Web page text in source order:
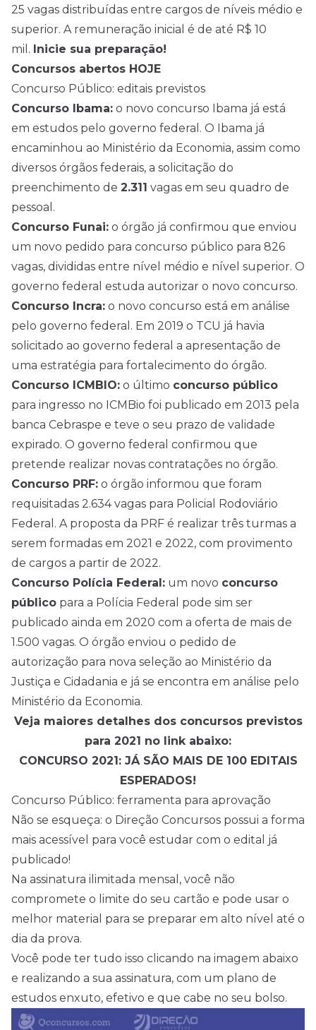
25 vagas distribuídas entre cargos de níveis médio e
superior. A remuneração inicial é de até R$ 10
mil. Inicie sua preparação!
Concursos abertos HOJE
Concurso Público: editais previstos
Concurso Ibama: o novo concurso Ibama já está
em estudos pelo governo federal. O Ibama já
encaminhou ao Ministério da Economia, assim como
diversos órgãos federais, a solicitação do
preenchimento de 2.311 vagas em seu quadro de
pessoal.
Concurso Funai: o órgão já confirmou que enviou
um novo pedido para concurso público para 826
vagas, divididas entre nível médio e nível superior. O
governo federal estuda autorizar o novo concurso.
Concurso Incra: o novo concurso está em análise
pelo governo federal. Em 2019 o TCU já havia
solicitado ao governo federal a apresentação de
uma estratégia para fortalecimento do órgão.
Concurso ICMBIO: o último concurso público
para ingresso no ICMBio foi publicado em 2013 pela
banca Cebraspe e teve o seu prazo de validade
expirado. O governo federal confirmou que
pretende realizar novas contratações no órgão.
Concurso PRF: o órgão informou que foram
requisitadas 2.634 vagas para Policial Rodoviário
Federal. A proposta da PRF é realizar três turmas a
serem formadas em 2021 e 2022, com provimento
de cargos a partir de 2022.
Concurso Polícia Federal: um novo concurso
público para a Polícia Federal pode sim ser
publicado ainda em 2020 com a oferta de mais de
1.500 vagas. O órgão enviou o pedido de
autorização para nova seleção ao Ministério da
Justiça e Cidadania e já se encontra em análise pelo
Ministério da Economia.
Veja maiores detalhes dos concursos previstos
para 2021 no link abaixo:
CONCURSO 2021: JÁ SÃO MAIS DE 100 EDITAIS
ESPERADOS!
Concurso Público: ferramenta para aprovação
Não se esqueça: o Direção Concursos possui a forma
mais acessível para você estudar com o edital já
publicado!
Na assinatura ilimitada mensal, você não
compromete o limite do seu cartão e pode usar o
melhor material para se preparar em alto nível até o
dia da prova.
Você pode ter tudo isso clicando na imagem abaixo
e realizando a sua assinatura, com um plano de
estudos enxuto, efetivo e que cabe no seu bolso.